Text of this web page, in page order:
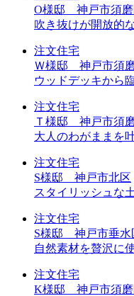
O様邸 神戸市須磨
吹き抜けが開放的
注文住宅
Ｗ様邸 神戸市須
ウッドデッキから
注文住宅
Ｔ様邸 神戸市須
大人のわがままを
注文住宅
S様邸 神戸市北区
スタイリッシュな
注文住宅
S様邸 神戸市垂水
自然素材を贅沢に
注文住宅
K様邸 神戸市須磨